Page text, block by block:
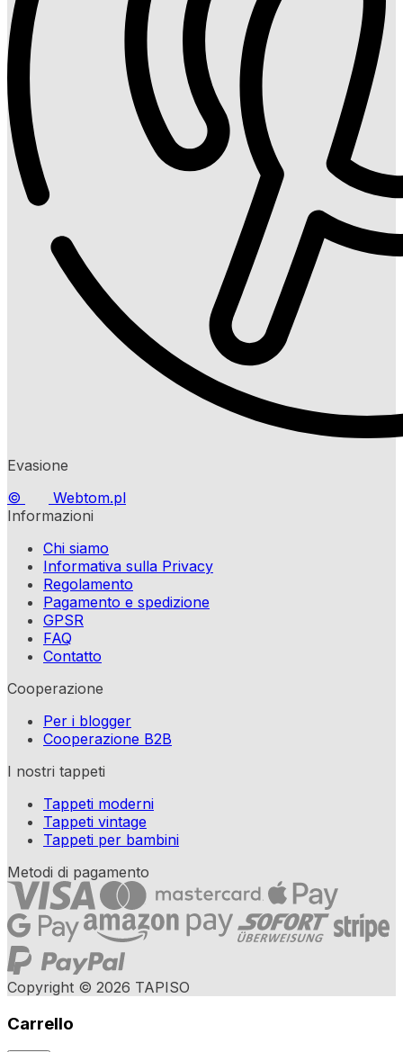
Evasione
©
Webtom.pl
Informazioni
Chi siamo
Informativa sulla Privacy
Regolamento
Pagamento e spedizione
GPSR
FAQ
Contatto
Cooperazione
Per i blogger
Cooperazione B2B
I nostri tappeti
Tappeti moderni
Tappeti vintage
Tappeti per bambini
Metodi di pagamento
Copyright © 2026 TAPISO
Carrello